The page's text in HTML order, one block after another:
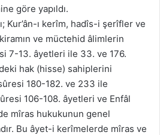
göre yapıldı.
Kur’ân-ı kerîm, hadîs-i şerîfler ve
ve müctehid âlimlerin
7-13. âyetleri ile 33. ve 176.
hak (hisse) sahiplerini
180-182. ve 233 ile
106-108. âyetleri ve Enfâl
mîras hukukunun genel
Bu âyet-i kerîmelerde mîras ve